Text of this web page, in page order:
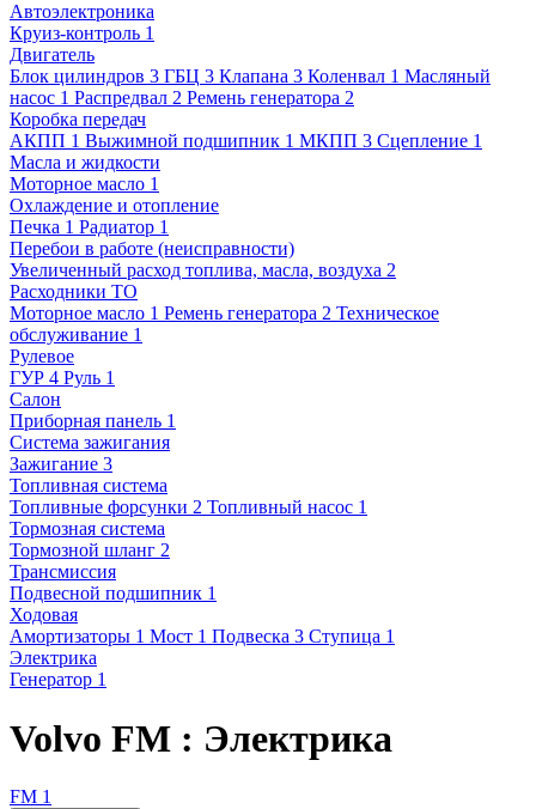
Автоэлектроника
Круиз-контроль 1
Двигатель
Блок цилиндров 3 ГБЦ 3 Клапана 3 Коленвал 1 Масляный
насос 1 Распредвал 2 Ремень генератора 2
Коробка передач
АКПП 1 Выжимной подшипник 1 МКПП 3 Сцепление 1
Масла и жидкости
Моторное масло 1
Охлаждение и отопление
Печка 1 Радиатор 1
Перебои в работе (неисправности)
Увеличенный расход топлива, масла, воздуха 2
Расходники ТО
Моторное масло 1 Ремень генератора 2 Техническое
обслуживание 1
Рулевое
ГУР 4 Руль 1
Салон
Приборная панель 1
Система зажигания
Зажигание 3
Топливная система
Топливные форсунки 2 Топливный насос 1
Тормозная система
Тормозной шланг 2
Трансмиссия
Подвесной подшипник 1
Ходовая
Амортизаторы 1 Мост 1 Подвеска 3 Ступица 1
Электрика
Генератор 1
Volvo FM : Электрика
FM 1